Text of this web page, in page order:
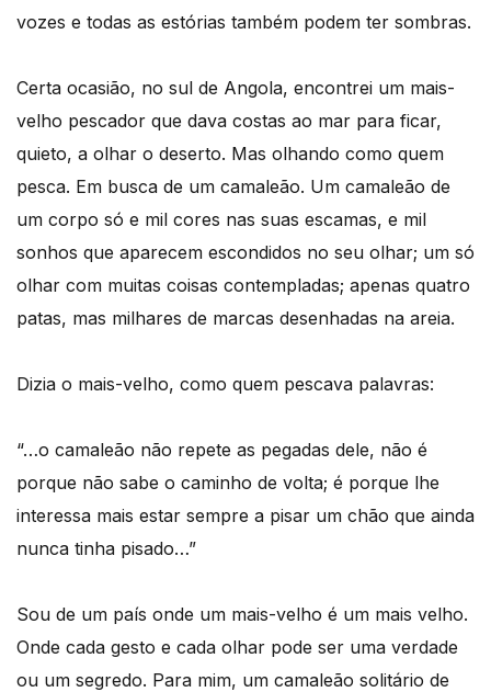
vozes e todas as estórias também podem ter sombras.
Certa ocasião, no sul de Angola, encontrei um mais-
velho pescador que dava costas ao mar para ficar,
quieto, a olhar o deserto. Mas olhando como quem
pesca. Em busca de um camaleão. Um camaleão de
um corpo só e mil cores nas suas escamas, e mil
sonhos que aparecem escondidos no seu olhar; um só
olhar com muitas coisas contempladas; apenas quatro
patas, mas milhares de marcas desenhadas na areia.
Dizia o mais-velho, como quem pescava palavras:
“…o camaleão não repete as pegadas dele, não é
porque não sabe o caminho de volta; é porque lhe
interessa mais estar sempre a pisar um chão que ainda
nunca tinha pisado…”
Sou de um país onde um mais-velho é um mais velho.
Onde cada gesto e cada olhar pode ser uma verdade
ou um segredo. Para mim, um camaleão solitário de